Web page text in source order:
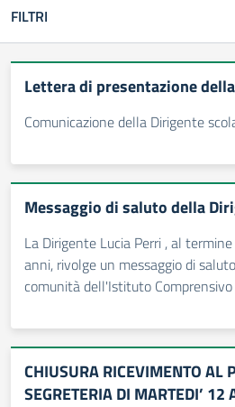
FILTRI
Lettera di presentazione
Comunicazione della Dirigente
Messaggio di saluto della
La Dirigente Lucia Perri , al
anni, rivolge un messaggio di
comunità dell'Istituto Comprensivo
CHIUSURA RICEVIMENTO AL
SEGRETERIA DI MARTEDI’ 12